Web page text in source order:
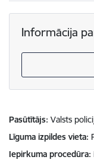
Informācija
Pasūtītājs Valsts
Līguma izpildes vieta
Iepirkuma procedūra